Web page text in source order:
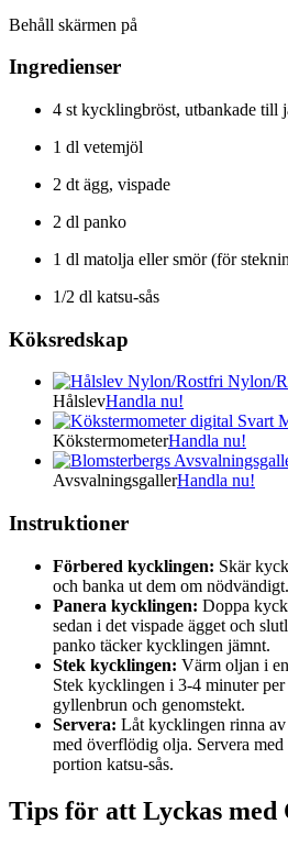
Behåll skärmen på
Ingredienser
4 st kycklingbröst, utbankade till
1 dl vetemjöl
2 dt ägg, vispade
2 dl panko
1 dl matolja eller smör (för
1/2 dl katsu-sås
Köksredskap
HålslevHandla nu!
KökstermometerHandla nu!
AvsvalningsgallerHandla nu!
Instruktioner
Förbered kycklingen: Skär
och banka ut dem om
Panera kycklingen: Doppa
sedan i det vispade ägget och
panko täcker kycklingen jämnt.
Stek kycklingen: Värm oljan i
Stek kycklingen i 3-4 minuter
gyllenbrun och genomstekt.
Servera: Låt kycklingen rinna
med överflödig olja. Servera
portion katsu-sås.
Tips för att Lyckas med